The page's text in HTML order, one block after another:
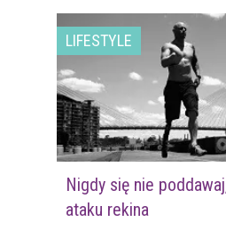
LIFESTYLE
Nigdy się nie
ataku rekina